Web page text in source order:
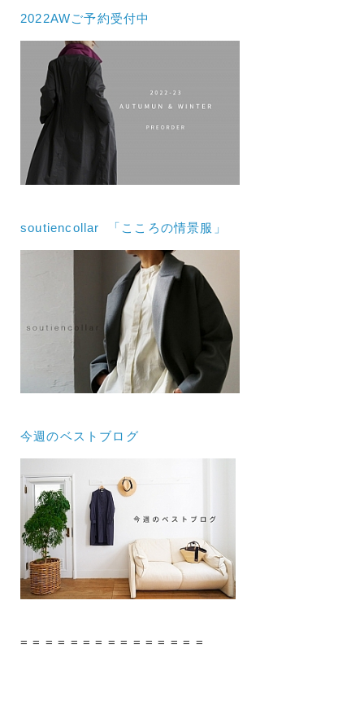
2022AWご予約受付中
soutiencollar 「こころの情景服」
今週のベストブログ
= = = = = = = = = = = = = = =